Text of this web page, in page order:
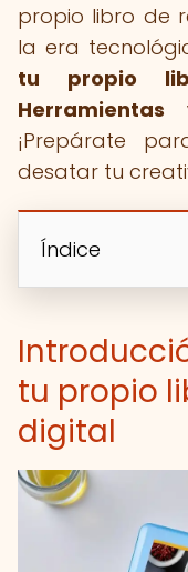
propio libro de
la era
tu propio
¡Prepárate
desatar tu
Índice
tu propio
digital